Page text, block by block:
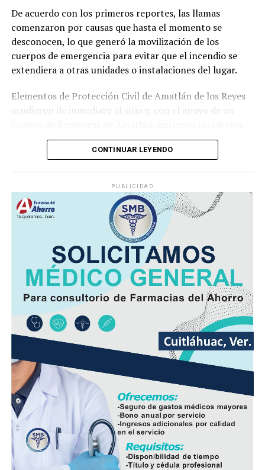
públicos.
De acuerdo con los primeros reportes, las llamas
comenzaron por causas que hasta el momento se
desconocen, lo que generó la movilización de los
cuerpos de emergencia para evitar que el incendio se
extendiera a otras unidades o instalaciones del lugar.
Elementos de Protección Civil de Amatlán de los Reyes
acudieron de inmediato al sitio y, con el apoyo de un
para sofocar el fuego, logrando controlar la emergencia
tras varios minutos de trabajo.
con daños totales a consecuencia de las llamas. No se
reportaron personas lesionadas ni fue necesario evacuar
la zona.
Las autoridades realizaron una inspección en el
deshuesadero para descartar riesgos adicionales y
determinar las posibles causas que originaron el
incendio.
Hasta el momento no se ha informado si el fuego fue
provocado por una falla mecánica, un cortocircuito o
algún otro factor, por lo que serán las investigaciones
correspondientes las que determinen el origen del
siniestro.
CONTINUAR LEYENDO
PUBLICIDAD